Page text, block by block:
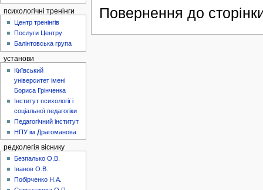
Повернення до
психологічні тренінги
Центр тренінгів
Послуги Центру
Балінтовська група
установи
Київський
університет імені
Бориса Грінченка
Інститут психології і
соціальної педагогіки
Педагогічний інститут
НПУ ім.Драгоманова
редколегія віснику
Безпалько О.В.
Іванов О.В.
Побірченко Н.А.